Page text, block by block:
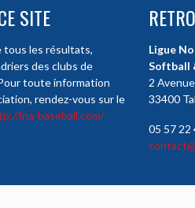
SITE
tous les résultats,
des clubs de
toute information
rendez-vous sur le
lna-baseball.com/
Ligue
Softball
2
33400
05 57 22